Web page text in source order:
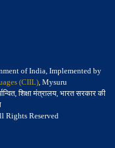
of India, Implemented by
(CIIL), Mysuru
शिक्षा मंत्रालय, भारत सरकार की
Rights Reserved